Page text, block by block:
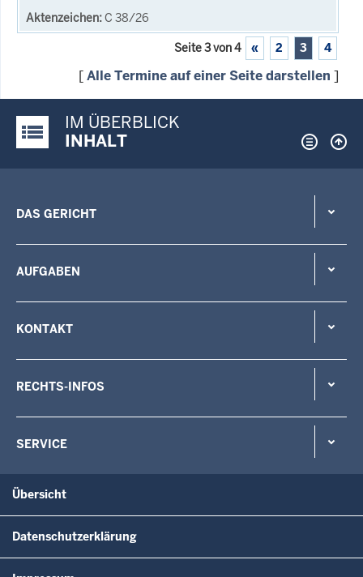
C 38/26
Seite 3 von 4 « 2 3 4
[Alle Termine auf einer Seite darstellen ]
Justiz-Portal im Überblick:
IM ÜBERBLICK
INHALT
DAS GERICHT
AUFGABEN
KONTAKT
RECHTS-INFOS
SERVICE
Übersicht
Datenschutzerklärung